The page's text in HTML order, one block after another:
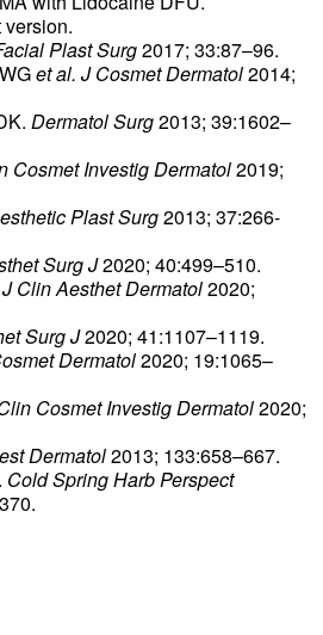
Plast Surg2017; 33:87–96.
et al. J Cosmet Dermatol2014;
Dermatol Surg2013; 39:1602–
Cosmet Investig Dermatol2019;
Plast Surg2013; 37:266-
Surg J2020; 40:499–510.
J Clin Aesthet Dermatol2020;
Surg J2020; 41:1107–1119.
Dermatol2020; 19:1065–
Cosmet Investig Dermatol2020;
Dermatol2013; 133:658–667.
Cold Spring Harb Perspect